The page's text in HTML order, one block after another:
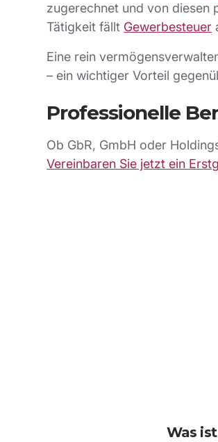
zugerechnet und von diesen
Tätigkeit fällt Gewerbesteuer
Eine rein
– ein wichtiger Vorteil
Professionelle
Ob GbR, GmbH oder
Vereinbaren Sie jetzt ein
Was